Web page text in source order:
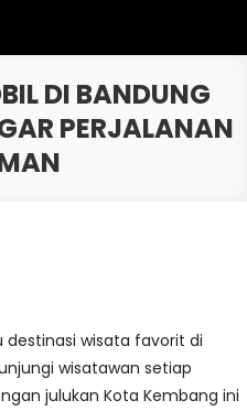
DI BANDUNG
PERJALANAN
destinasi wisata favorit di
wisatawan setiap
julukan Kota Kembang ini